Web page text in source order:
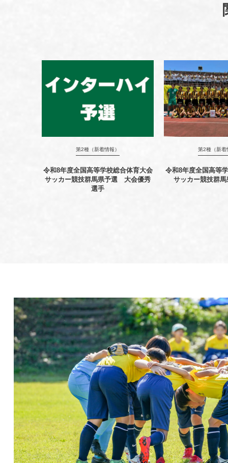
第2種（新着情報）
令和8年度全国高等学校総合体育大会
サッカー競技群馬県予選 大会優秀
選手
第2種（新着
令和8年度全国高等
サッカー競技群